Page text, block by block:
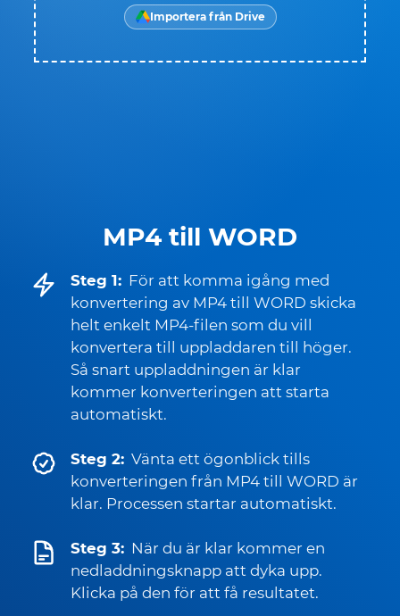
MP4 till WORD
Steg 1: För att komma igång med
konvertering av MP4 till WORD skicka
helt enkelt MP4-filen som du vill
konvertera till uppladdaren till höger.
Så snart uppladdningen är klar
kommer konverteringen att starta
automatiskt.
Steg 2: Vänta ett ögonblick tills
konverteringen från MP4 till WORD är
klar. Processen startar automatiskt.
Steg 3: När du är klar kommer en
nedladdningsknapp att dyka upp.
Klicka på den för att få resultatet.
Importera från Drive